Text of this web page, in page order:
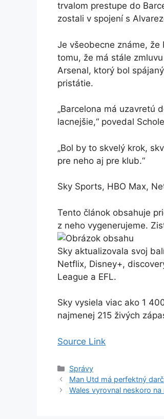
trvalom prestupe do
zostali v spojení s
Je všeobecne známe,
tomu, že má stále
Arsenal, ktorý bol
pristátie.
„Barcelona má uzavretú
lacnejšie,“ povedal
„Bol by to skvelý krok,
pre neho aj pre klub.“
Sky Sports, HBO Max,
Tento článok obsahuje
z neho vygenerujeme.
Sky aktualizovala svoj
Netflix, Disney+,
League a EFL.
Sky vysiela viac ako 1
najmenej 215 živých
Source Link
Kategórie
Správy
Man Utd má perfektný
Wales vyrovnal neskoro